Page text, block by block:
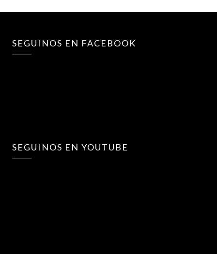
SEGUINOS EN FACEBOOK
SEGUINOS EN YOUTUBE